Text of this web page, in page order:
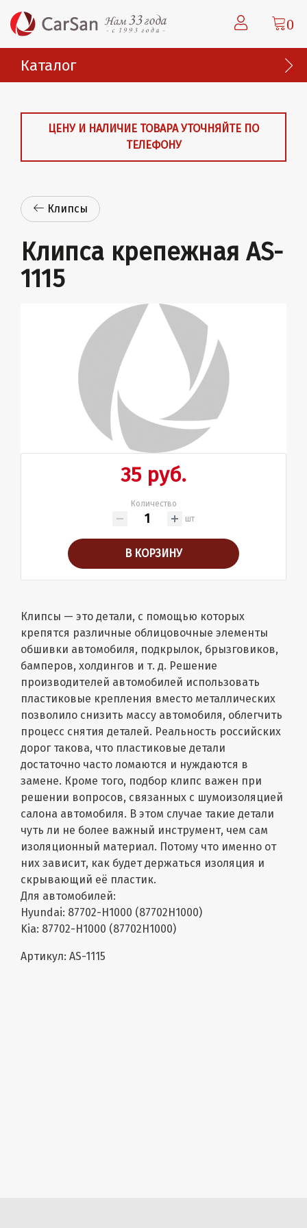
0
Каталог
ЦЕНУ И НАЛИЧИЕ ТОВАРА УТОЧНЯЙТЕ ПО
ТЕЛЕФОНУ
Клипсы
Клипса крепежная AS-
1115
35 руб.
Количество
шт
В КОРЗИНУ
Клипсы — это детали, с помощью которых
крепятся различные облицовочные элементы
обшивки автомобиля, подкрылок, брызговиков,
бамперов, холдингов и т. д. Решение
производителей автомобилей использовать
пластиковые крепления вместо металлических
позволило снизить массу автомобиля, облегчить
процесс снятия деталей. Реальность российских
дорог такова, что пластиковые детали
достаточно часто ломаются и нуждаются в
замене. Кроме того, подбор клипс важен при
решении вопросов, связанных с шумоизоляцией
салона автомобиля. В этом случае такие детали
чуть ли не более важный инструмент, чем сам
изоляционный материал. Потому что именно от
них зависит, как будет держаться изоляция и
скрывающий её пластик.
Для автомобилей:
Hyundai: 87702-H1000 (87702H1000)
Kia: 87702-H1000 (87702H1000)
Артикул: AS-1115